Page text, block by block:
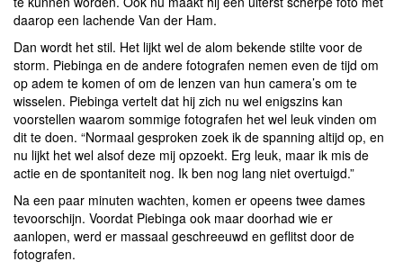
daarop een lachende Van der Ham.
Dan wordt het stil. Het lijkt wel de alom bekende stilte voor de
storm. Piebinga en de andere fotografen nemen even de tijd om
op adem te komen of om de lenzen van hun camera’s om te
wisselen. Piebinga vertelt dat hij zich nu wel enigszins kan
voorstellen waarom sommige fotografen het wel leuk vinden om
dit te doen. “Normaal gesproken zoek ik de spanning altijd op, en
nu lijkt het wel alsof deze mij opzoekt. Erg leuk, maar ik mis de
actie en de spontaniteit nog. Ik ben nog lang niet overtuigd.”
Na een paar minuten wachten, komen er opeens twee dames
tevoorschijn. Voordat Piebinga ook maar doorhad wie er
aanlopen, werd er massaal geschreeuwd en geflitst door de
fotografen.